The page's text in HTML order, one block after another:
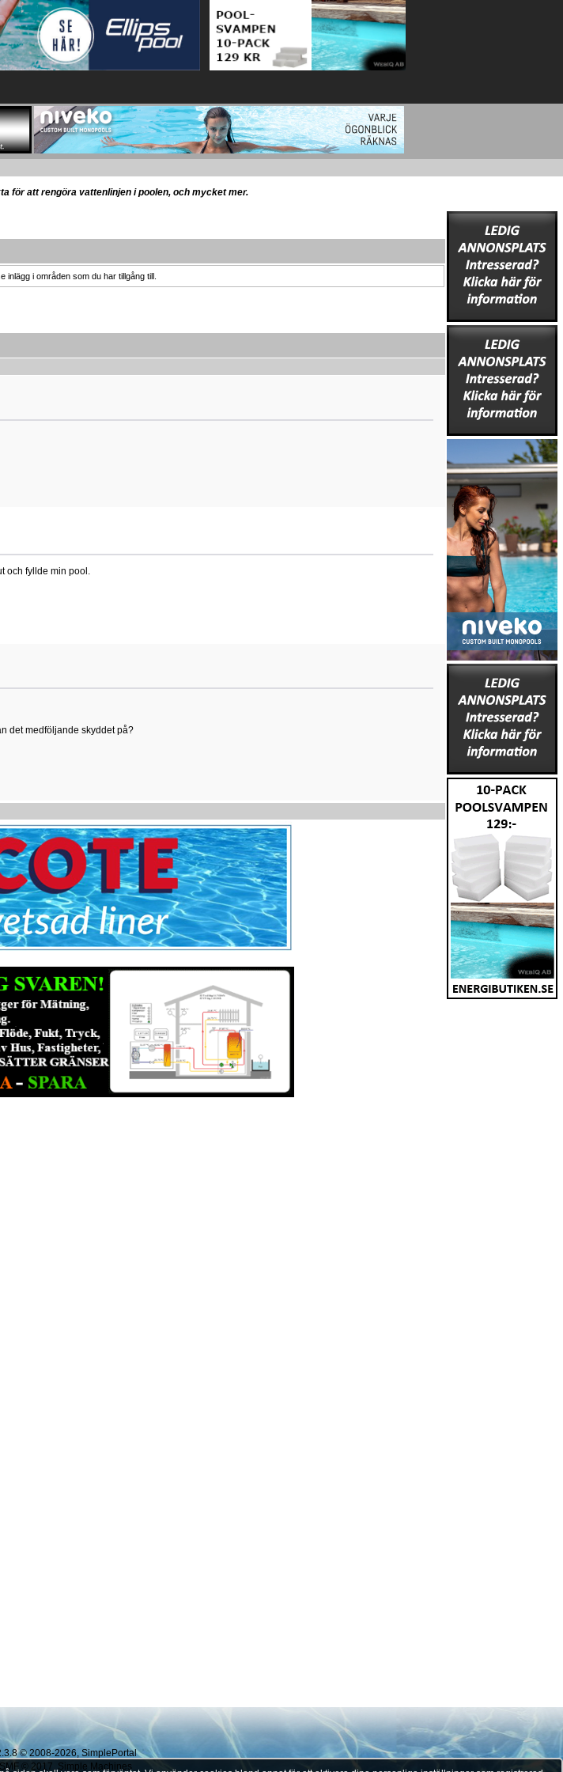
för att rengöra vattenlinjen i poolen, och mycket mer.
i områden som du har tillgång till.
och fyllde min pool.
det medföljande skyddet på?
© 2008-2026, SimplePortal
SMF © 2017 Simple Machines